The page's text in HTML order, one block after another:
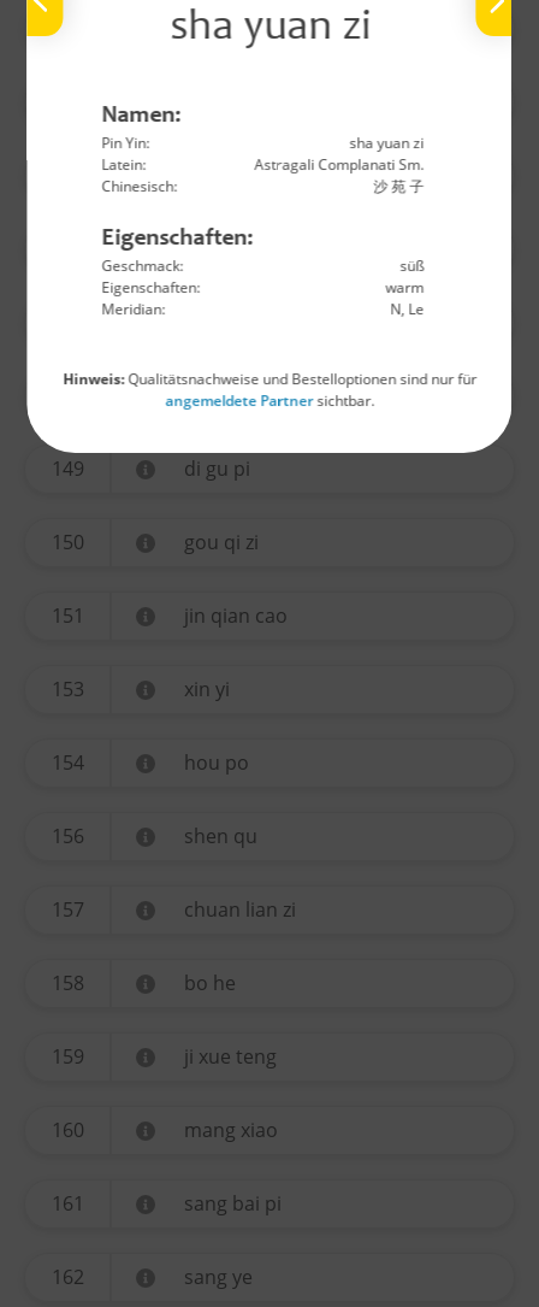
sha yuan zi
Namen:
Pin Yin:
sha yuan zi
Latein:
Astragali Complanati Sm.
Chinesisch:
沙 苑 子
Eigenschaften:
Geschmack:
süß
Eigenschaften:
warm
Meridian:
N, Le
Hinweis:Qualitätsnachweise und Bestelloptionen sind nur für
angemeldete Partnersichtbar.
140 wu yao
lu lu tong
long yan rou
sang ji sheng
149 di gu pi
150 gou qi zi
151 jin qian cao
153 xin yi
154 hou po
156 shen qu
157 chuan lian zi
158 bo he
159 ji xue teng
160 mang xiao
161 sang bai pi
162 sang ye